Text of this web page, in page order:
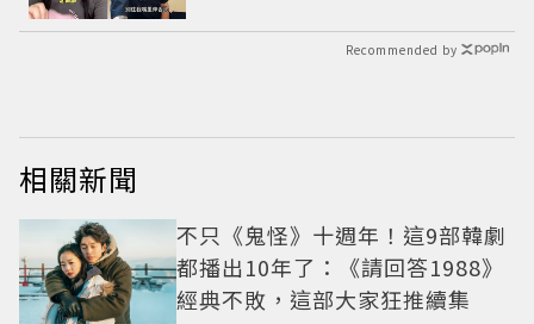
Recommended by
相關新聞
不只《鬼怪》十週年！這9部韓劇
都播出10年了：《請回答1988》
經典不敗，這部大家狂推續集